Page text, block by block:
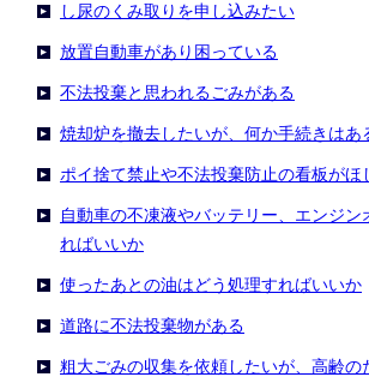
し尿のくみ取りを申し込みたい
放置自動車があり困っている
不法投棄と思われるごみがある
焼却炉を撤去したいが、何か手続きはあ
ポイ捨て禁止や不法投棄防止の看板がほ
自動車の不凍液やバッテリー、エンジン
ればいいか
使ったあとの油はどう処理すればいいか
道路に不法投棄物がある
粗大ごみの収集を依頼したいが、高齢の